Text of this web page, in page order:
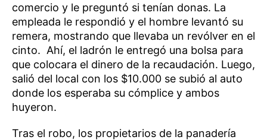
comercio y le preguntó si tenían donas. La
empleada le respondió y el hombre levantó su
remera, mostrando que llevaba un revólver en el
cinto. Ahí, el ladrón le entregó una bolsa para
que colocara el dinero de la recaudación. Luego,
salió del local con los $10.000 se subió al auto
donde los esperaba su cómplice y ambos
huyeron.
Tras el robo, los propietarios de la panadería